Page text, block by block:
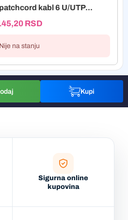
kabl 6 U/UTP...
RSD
Nije na stanju
Kupi
Sigurna online
kupovina